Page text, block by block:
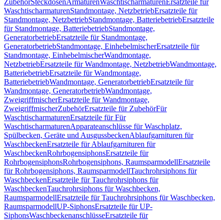
ZubehörSteckdosenArmaturenWaschtischarmaturen Ersatzteile für
WaschtischarmaturenStandmontage, NetzbetriebErsatzteile für
Standmontage, NetzbetriebStandmontage, BatteriebetriebErsatzteile
für Standmontage, BatteriebetriebStandmontage,
GeneratorbetriebErsatzteile für Standmontage,
GeneratorbetriebStandmontage, EinhebelmischerErsatzteile für
Standmontage, EinhebelmischerWandmontage,
NetzbetriebErsatzteile für Wandmontage, NetzbetriebWandmontage,
BatteriebetriebErsatzteile für Wandmontage,
BatteriebetriebWandmontage, GeneratorbetriebErsatzteile für
Wandmontage, GeneratorbetriebWandmontage,
ZweigriffmischerErsatzteile für Wandmontage,
ZweigriffmischerZubehörErsatzteile für ZubehörFür
WaschtischarmaturenErsatzteile für Für
WaschtischarmaturenApparateanschlüsse für Waschplatz,
Spülbecken, Geräte und AusgussbeckenAblaufgarnituren für
WaschbeckenErsatzteile für Ablaufgarnituren für
WaschbeckenRohrbogensiphonsErsatzteile für
RohrbogensiphonsRohrbogensiphons, RaumsparmodellErsatzteile
für Rohrbogensiphons, RaumsparmodellTauchrohrsiphons für
WaschbeckenErsatzteile für Tauchrohrsiphons für
WaschbeckenTauchrohrsiphons für Waschbecken,
RaumsparmodellErsatzteile für Tauchrohrsiphons für Waschbecken,
RaumsparmodellUP-SiphonsErsatzteile für UP-
SiphonsWaschbeckenanschlüsseErsatzteile für